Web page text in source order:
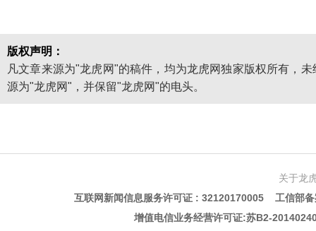
版权声明：
凡文章来源为"龙虎网"的稿件，均为龙虎网独家版权所有，
源为"龙虎网"，并保留"龙虎网"的电头。
关于龙
互联网新闻信息服务许可证 : 32120170005 工信部
增值电信业务经营许可证:苏B2-